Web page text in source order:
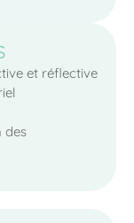
et réflective
des